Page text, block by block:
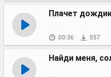
Плачет
00:36 557
Найди меня,